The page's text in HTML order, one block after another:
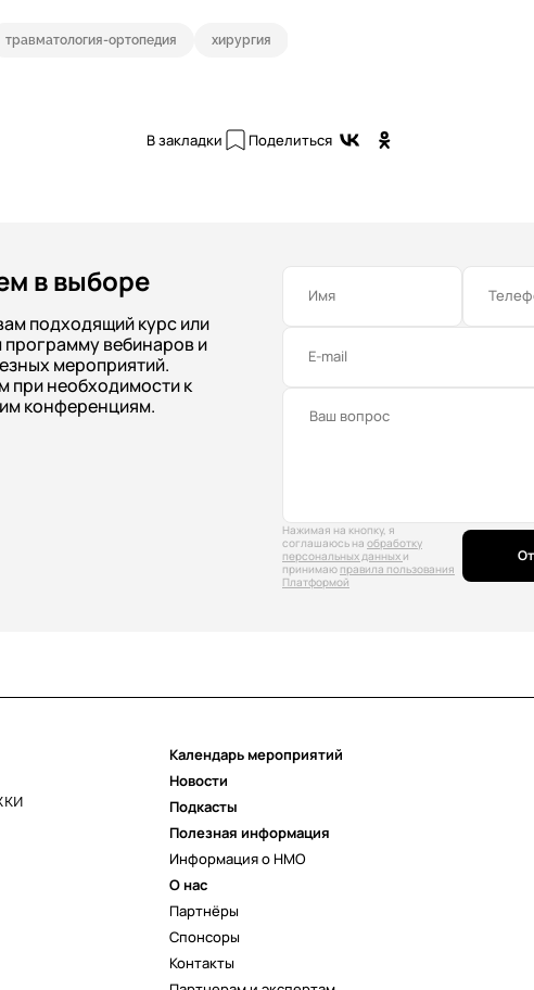
травматология-ортопедия хирургия
В закладки Поделиться
в выборе
подходящий курс или
вебинаров и
мероприятий.
при необходимости к
конференциям.
Имя
E-mail
Нажимая на кнопку, я
соглашаюсь на обработку
персональных данных и
принимаю правила пользования
Платформой
Календарь мероприятий
Новости
Подкасты
Полезная информация
Информация о НМО
О нас
Партнёры
Спонсоры
Контакты